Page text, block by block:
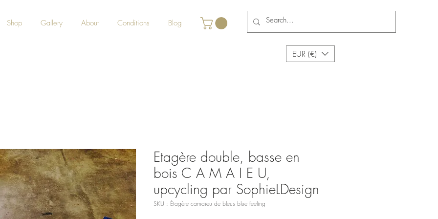
Shop Gallery About Conditions Blog
EUR (€)
Etagère double, basse en
bois C A M A I E U,
upcycling par SophieLDesign
SKU : Étagère camaïeu de bleus blue feeling